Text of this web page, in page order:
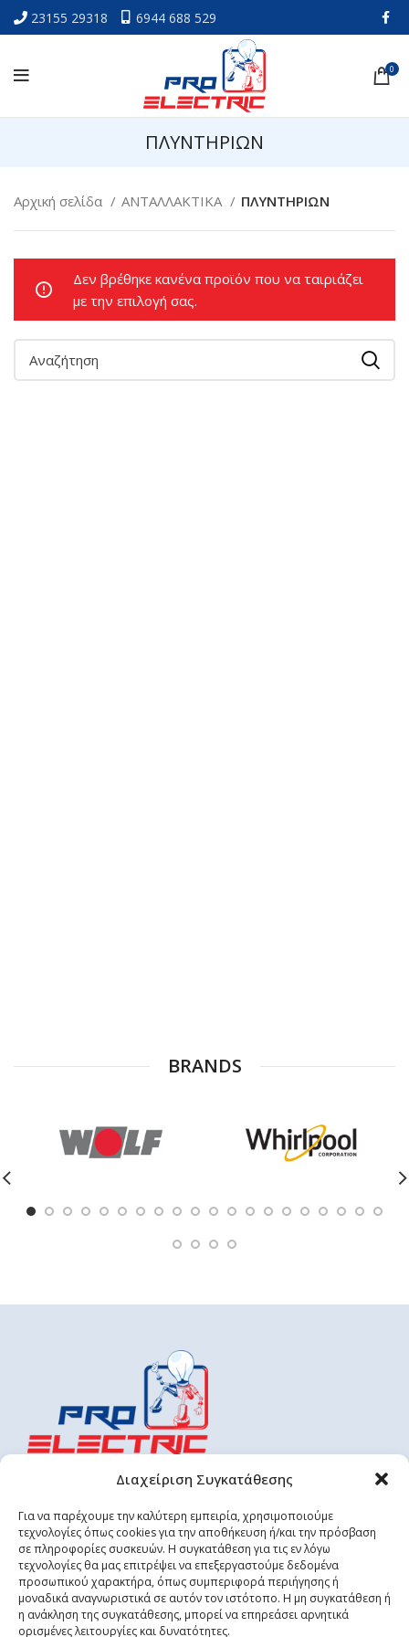
Διαχείριση Συγκατάθεσης
Για να παρέχουμε την καλύτερη εμπειρία, χρησιμοποιούμε
τεχνολογίες όπως cookies για την αποθήκευση ή/και την πρόσβαση
σε πληροφορίες συσκευών. Η συγκατάθεση για τις εν λόγω
τεχνολογίες θα μας επιτρέψει να επεξεργαστούμε δεδομένα
προσωπικού χαρακτήρα, όπως συμπεριφορά περιήγησης ή
μοναδικά αναγνωριστικά σε αυτόν τον ιστότοπο. Η μη συγκατάθεση ή
η ανάκληση της συγκατάθεσης, μπορεί να επηρεάσει αρνητικά
ορισμένες λειτουργίες και δυνατότητες.
23155 29318 6944 688 529
0
ΠΛΥΝΤΗΡΙΩΝ
Αρχική σελίδα ΑΝΤΑΛΛΑΚΤΙΚΑ ΠΛΥΝΤΗΡΙΩΝ
Δεν βρέθηκε κανένα προϊόν που να ταιριάζει
με την επιλογή σας.
BRANDS
23155 29318
6944 688 529
proelectricsystem@gmail.com
info@proelectric.gr
ΠΡΟΪΟΝΤΑ